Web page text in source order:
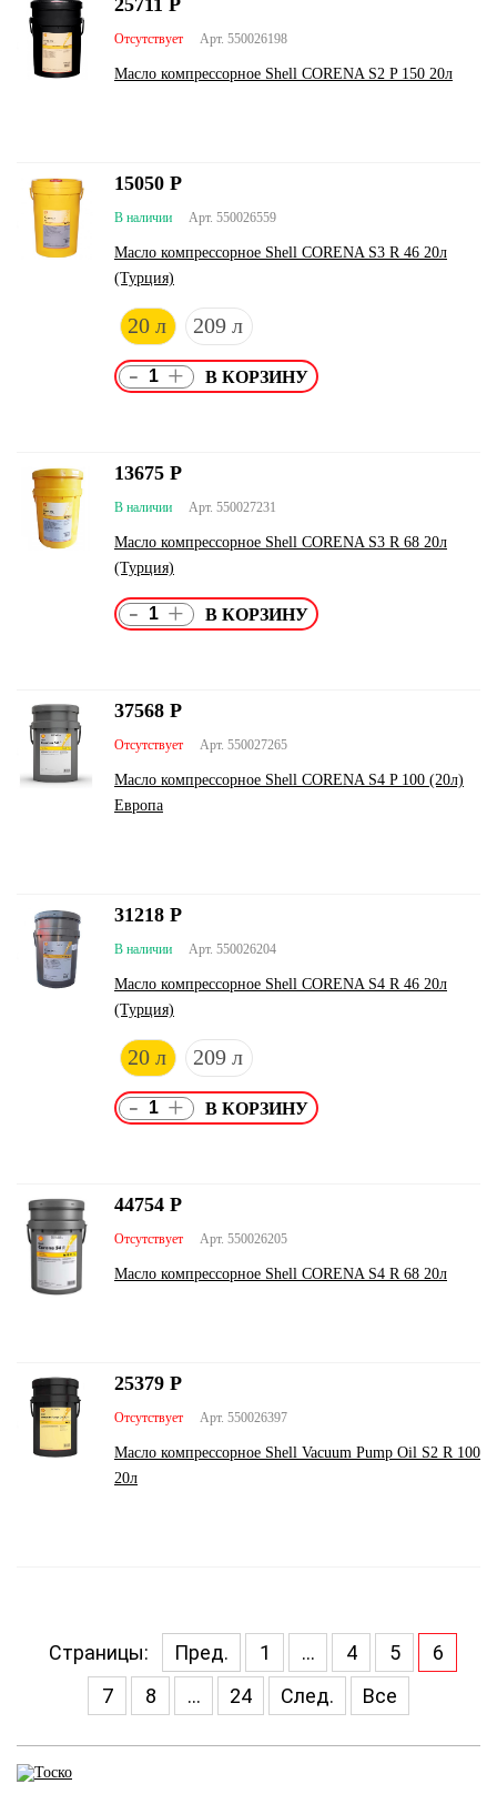
Арт. 550026198
Отсутствует
Масло компрессорное Shell CORENA S2 P 150 20л
25711 Р
Арт. 550026559
В наличии
Масло компрессорное Shell CORENA S3 R 46 20л
(Турция)
20 л 209 л
15050 Р
- +
Арт. 550027231
В наличии
Масло компрессорное Shell CORENA S3 R 68 20л
(Турция)
13675 Р
- +
Арт. 550027265
Отсутствует
Масло компрессорное Shell CORENA S4 P 100 (20л)
Европа
37568 Р
Арт. 550026204
В наличии
Масло компрессорное Shell CORENA S4 R 46 20л
(Турция)
20 л 209 л
31218 Р
- +
Арт. 550026205
Отсутствует
Масло компрессорное Shell CORENA S4 R 68 20л
44754 Р
Арт. 550026397
Отсутствует
Масло компрессорное Shell Vacuum Pump Oil S2 R 100
20л
25379 Р
Страницы: Пред. 1 ... 4 5
6
7
8 ... 24 След. Все